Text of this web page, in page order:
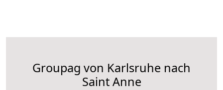
Groupag von Karlsruhe nach
Saint Anne